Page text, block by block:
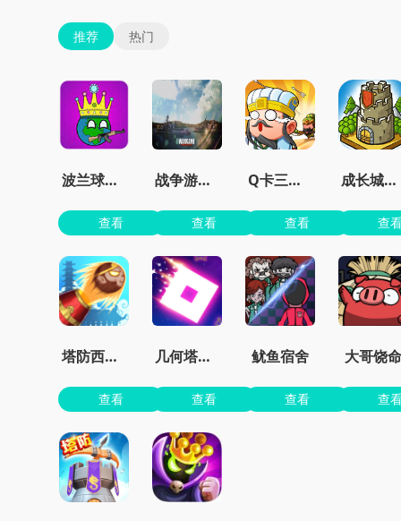
推荐 热门
波兰球之征服世界无限金币版
查看
战争游戏红龙手机版
查看
Q卡三国官方正版
查看
成长城堡最新版
查
塔防西游记
查看
几何塔防内置菜单版
查看
鱿鱼宿舍
查看
大哥饶命
查